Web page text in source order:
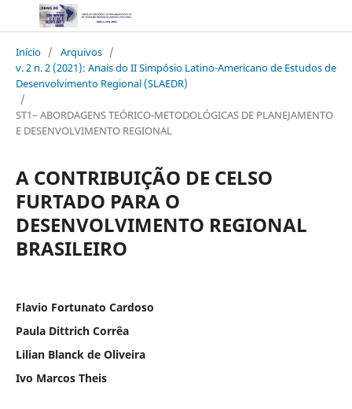
Início / Arquivos /
v. 2 n. 2 (2021): Anais do II Simpósio Latino-Americano de Estudos de
Desenvolvimento Regional (SLAEDR)
/
ST1– ABORDAGENS TEÓRICO-METODOLÓGICAS DE PLANEJAMENTO
E DESENVOLVIMENTO REGIONAL
A CONTRIBUIÇÃO DE CELSO
FURTADO PARA O
DESENVOLVIMENTO REGIONAL
BRASILEIRO
Flavio Fortunato Cardoso
Paula Dittrich Corrêa
Lilian Blanck de Oliveira
Ivo Marcos Theis